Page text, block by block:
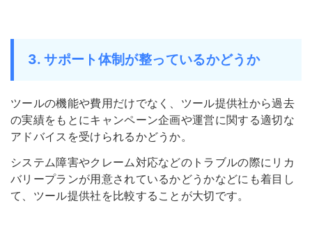
3. サポート体制が整っているかどうか
ツールの機能や費用だけでなく、ツール提供社から過去
の実績をもとにキャンペーン企画や運営に関する適切な
アドバイスを受けられるかどうか。
システム障害やクレーム対応などのトラブルの際にリカ
バリープランが用意されているかどうかなどにも着目し
て、ツール提供社を比較することが大切です。